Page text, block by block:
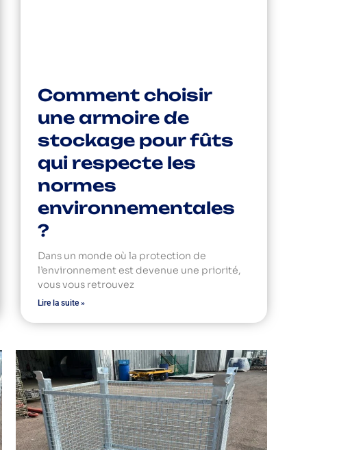
Comment choisir
une armoire de
stockage pour fûts
qui respecte les
normes
environnementales
?
Dans un monde où la protection de
l’environnement est devenue une priorité,
vous vous retrouvez
Lire la suite »